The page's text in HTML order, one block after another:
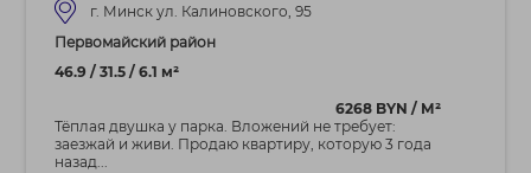
г. Минск ул. Калиновского, 95
Первомайский район
46.9 / 31.5 / 6.1 м²
6268 BYN / М²
Тёплая двушка у парка. Вложений не требует:
заезжай и живи. Продаю квартиру, которую 3 года
назад...